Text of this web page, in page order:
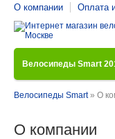
О компании Оплата
Велосипеды Smart
Велосипеды Smart » О
О компании